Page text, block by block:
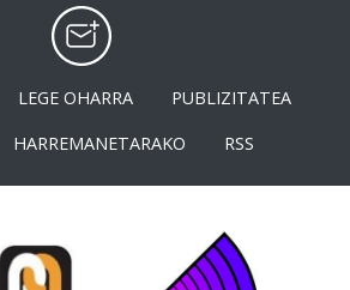
LEGE OHARRA
PUBLIZITATEA
HARREMANETARAKO RSS